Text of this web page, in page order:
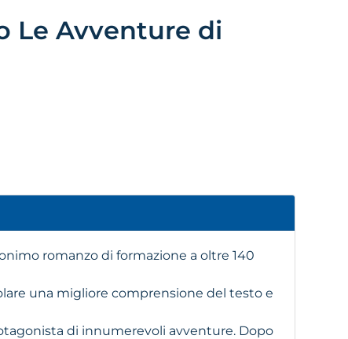
Le Avventure di
romanzo di formazione a oltre 140
una migliore comprensione del testo e
di innumerevoli avventure. Dopo